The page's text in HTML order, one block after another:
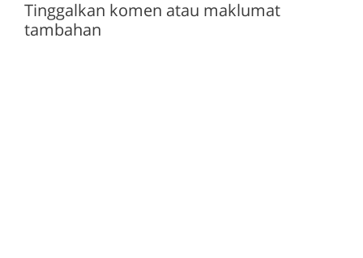
Tinggalkan komen atau maklumat
tambahan